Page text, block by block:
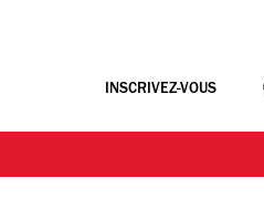
INSCRIVEZ-VOUS